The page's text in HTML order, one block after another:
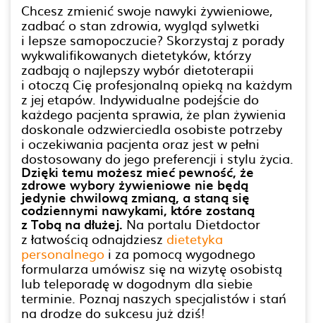
Chcesz zmienić swoje nawyki żywieniowe,
zadbać o stan zdrowia, wygląd sylwetki
i lepsze samopoczucie? Skorzystaj z porady
wykwalifikowanych dietetyków, którzy
zadbają o najlepszy wybór dietoterapii
i otoczą Cię profesjonalną opieką na każdym
z jej etapów. Indywidualne podejście do
każdego pacjenta sprawia, że plan żywienia
doskonale odzwierciedla osobiste potrzeby
i oczekiwania pacjenta oraz jest w pełni
dostosowany do jego preferencji i stylu życia.
Dzięki temu możesz mieć pewność, że
zdrowe wybory żywieniowe nie będą
jedynie chwilową zmianą, a staną się
codziennymi nawykami, które zostaną
z Tobą na dłużej. Na portalu Dietdoctor
z łatwością odnajdziesz dietetyka
personalnego i za pomocą wygodnego
formularza umówisz się na wizytę osobistą
lub teleporadę w dogodnym dla siebie
terminie. Poznaj naszych specjalistów i stań
na drodze do sukcesu już dziś!